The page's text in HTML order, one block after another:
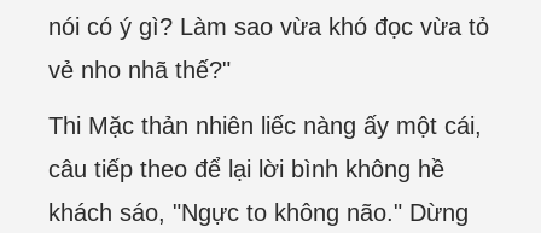
nói có ý gì? Làm sao vừa khó đọc vừa tỏ
vẻ nho nhã thế?"
Thi Mặc thản nhiên liếc nàng ấy một cái,
câu tiếp theo để lại lời bình không hề
khách sáo, "Ngực to không não." Dừng